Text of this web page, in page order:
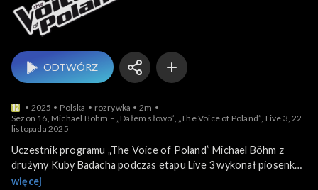
ODTWÓRZ
2025 Polska rozrywka
2m
Sezon 16, Michael Böhm – „Dałem słowo”, „The Voice of Poland”, Live 3, 22
listopada 2025
Uczestnik programu „The Voice of Poland” Michael Böhm z
drużyny Kuby Badacha podczas etapu Live 3 wykonał piosenkę
„Dałem słowo”. To utwór z jego singla. Böhm zaprezentował go
więcej